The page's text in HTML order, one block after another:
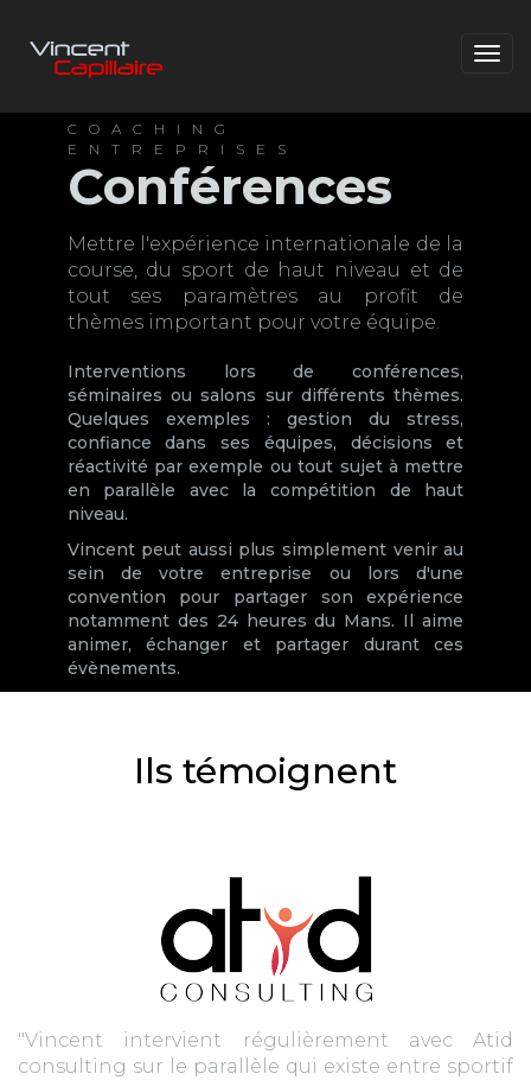
COACHING
ENTREPRISES
Conférences
Mettre l'expérience internationale de la
course, du sport de haut niveau et de
tout ses paramètres au profit de
thèmes important pour votre équipe.
Interventions lors de conférences,
séminaires ou salons sur différents thèmes.
Quelques exemples : gestion du stress,
confiance dans ses équipes, décisions et
réactivité par exemple ou tout sujet à mettre
en parallèle avec la compétition de haut
niveau.
Vincent peut aussi plus simplement venir au
sein de votre entreprise ou lors d'une
convention pour partager son expérience
notamment des 24 heures du Mans. Il aime
animer, échanger et partager durant ces
évènements.
Ils témoignent
"Vincent intervient régulièrement avec Atid
consulting sur le parallèle qui existe entre sportif